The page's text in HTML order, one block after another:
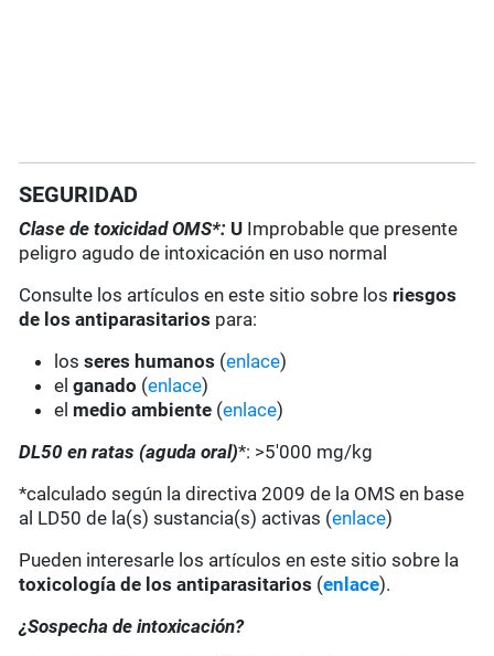
SEGURIDAD
Clase de toxicidad OMS*: U Improbable que presente
peligro agudo de intoxicación en uso normal
Consulte los artículos en este sitio sobre los riesgos
de los antiparasitarios para:
losseres humanos (enlace)
elganado (enlace)
el medio ambiente (enlace)
DL50 en ratas (aguda oral)*: >5'000 mg/kg
*calculado según la directiva 2009 de la OMS en base
al LD50 de la(s) sustancia(s) activas (enlace)
Pueden interesarle los artículos en este sitio sobre la
toxicología de los antiparasitarios (enlace).
¿Sospecha de intoxicación?